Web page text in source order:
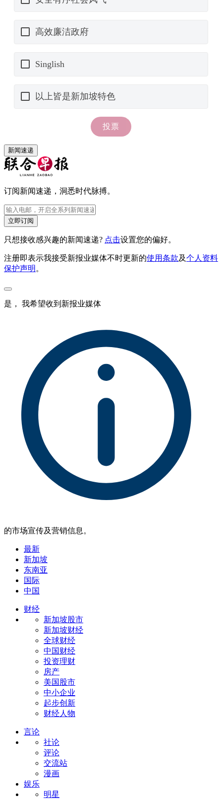
新闻速递
订阅新闻速递，洞悉时代脉搏。
立即订阅
只想接收感兴趣的新闻速递? 点击设置您的偏好。
注册即表示我接受新报业媒体不时更新的使用条款及个人资料
保护声明 。
是， 我希望收到新报业媒体
的市场宣传及营销信息。
最新
新加坡
东南亚
国际
中国
财经
新加坡股市
新加坡财经
全球财经
中国财经
投资理财
房产
美国股市
中小企业
起步创新
财经人物
言论
社论
评论
交流站
漫画
娱乐
明星